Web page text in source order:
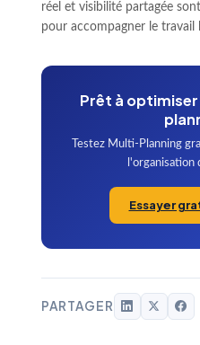
réel et visibilité partagée
pour accompagner le travail
Prêt à
Testez Multi-Planning
l'organisation
Essayer
PARTAGER